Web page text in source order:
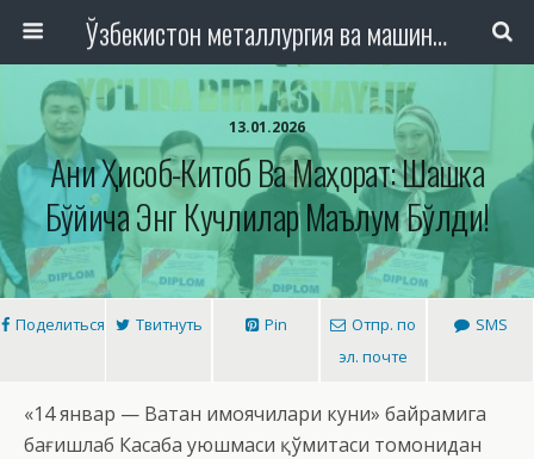
Ўзбекистон металлургия ва машинасозлик саноати тармоқлари ходимлари касаба уюшмаси Республика Кенгаши
13.01.2026
Аниқ Ҳисоб-Китоб Ва Маҳорат: Шашка
Бўйича Энг Кучлилар Маълум Бўлди!
Поделиться Твитнуть Pin
Отпр. по
эл. почте
SMS
«14 январ — Ватан ҳимоячилари куни» байрамига
бағишлаб Касаба уюшмаси қўмитаси томонидан